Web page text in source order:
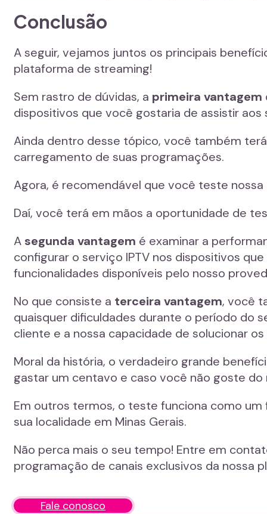
Conclusão
A seguir, vejamos juntos os principais
plataforma de streaming!
Sem rastro de dúvidas, a primeira vantagem
dispositivos que você gostaria de assistir
Ainda dentro desse tópico, você também
carregamento de suas programações.
Agora, é recomendável que você teste
Daí, você terá em mãos a oportunidade de
A segunda vantagem é examinar a
configurar o serviço IPTV nos dispositivos
funcionalidades disponíveis pelo nosso
No que consiste a terceira vantagem, você
quaisquer dificuldades durante o período do
cliente e a nossa capacidade de solucionar
Moral da história, o verdadeiro grande
gastar um centavo e caso você não goste
Em outros termos, o teste funciona como
sua localidade em Minas Gerais.
Não perca mais o seu tempo! Entre em
programação de canais exclusivos da nossa
Fale conosco